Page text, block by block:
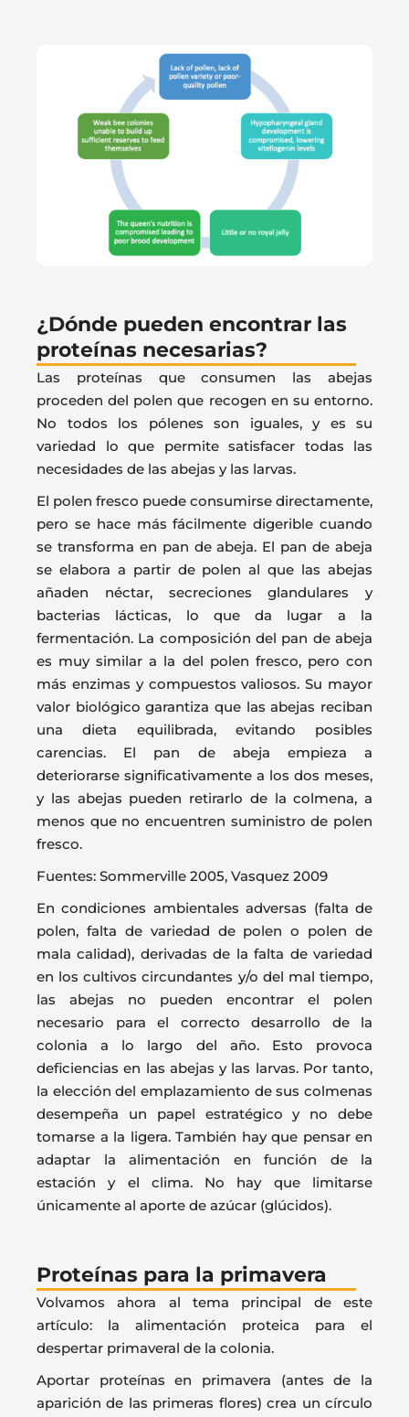
¿Dónde pueden encontrar las
proteínas necesarias?
Las proteínas que consumen las abejas
proceden del polen que recogen en su entorno.
No todos los pólenes son iguales, y es su
variedad lo que permite satisfacer todas las
necesidades de las abejas y las larvas.
El polen fresco puede consumirse directamente,
pero se hace más fácilmente digerible cuando
se transforma en pan de abeja. El pan de abeja
se elabora a partir de polen al que las abejas
añaden néctar, secreciones glandulares y
bacterias lácticas, lo que da lugar a la
fermentación. La composición del pan de abeja
es muy similar a la del polen fresco, pero con
más enzimas y compuestos valiosos. Su mayor
valor biológico garantiza que las abejas reciban
una dieta equilibrada, evitando posibles
carencias. El pan de abeja empieza a
deteriorarse significativamente a los dos meses,
y las abejas pueden retirarlo de la colmena, a
menos que no encuentren suministro de polen
fresco.
Fuentes: Sommerville 2005, Vasquez 2009
En condiciones ambientales adversas (falta de
polen, falta de variedad de polen o polen de
mala calidad), derivadas de la falta de variedad
en los cultivos circundantes y/o del mal tiempo,
las abejas no pueden encontrar el polen
necesario para el correcto desarrollo de la
colonia a lo largo del año. Esto provoca
deficiencias en las abejas y las larvas. Por tanto,
la elección del emplazamiento de sus colmenas
desempeña un papel estratégico y no debe
tomarse a la ligera. También hay que pensar en
adaptar la alimentación en función de la
estación y el clima. No hay que limitarse
únicamente al aporte de azúcar (glúcidos).
Proteínas para la primavera
Volvamos ahora al tema principal de este
artículo: la alimentación proteica para el
despertar primaveral de la colonia.
Aportar proteínas en primavera (antes de la
aparición de las primeras flores) crea un círculo